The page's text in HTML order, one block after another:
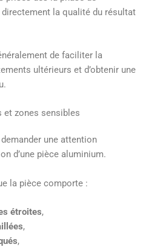
la qualité du résultat
de faciliter la
ultérieurs et d’obtenir une
et zones sensibles
une attention
d’une pièce aluminium.
la pièce comporte :
étroites,
,
,